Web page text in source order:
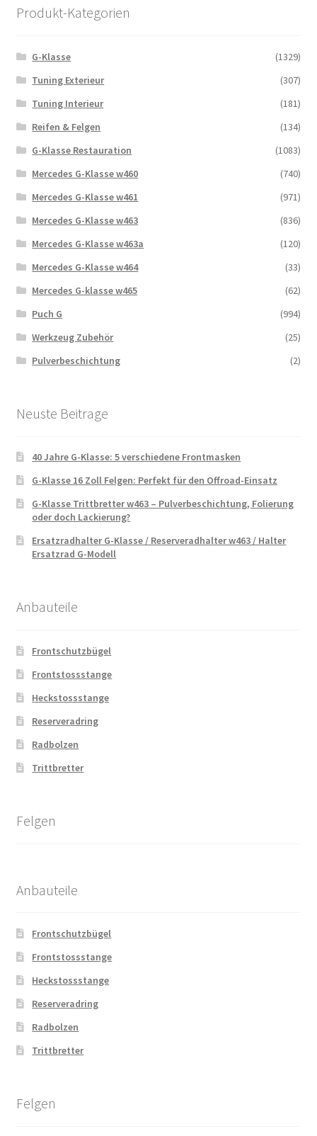
Produkt-Kategorien
G-Klasse
(1329)
Tuning Exterieur
(307)
Tuning Interieur
(181)
Reifen & Felgen
(134)
G-Klasse Restauration
(1083)
Mercedes G-Klasse w460
(740)
Mercedes G-Klasse w461
(971)
Mercedes G-Klasse w463
(836)
Mercedes G-Klasse w463a
(120)
Mercedes G-Klasse w464
(33)
Mercedes G-klasse w465
(62)
Puch G
(994)
Werkzeug Zubehör
(25)
Pulverbeschichtung
(2)
Neuste Beitrage
40 Jahre G-Klasse: 5 verschiedene Frontmasken
G-Klasse 16 Zoll Felgen: Perfekt für den Offroad-Einsatz
G-Klasse Trittbretter w463 – Pulverbeschichtung, Folierung
oder doch Lackierung?
Ersatzradhalter G-Klasse / Reserveradhalter w463 / Halter
Ersatzrad G-Modell
Anbauteile
Frontschutzbügel
Frontstossstange
Heckstossstange
Reserveradring
Radbolzen
Trittbretter
Felgen
Anbauteile
Frontschutzbügel
Frontstossstange
Heckstossstange
Reserveradring
Radbolzen
Trittbretter
Felgen